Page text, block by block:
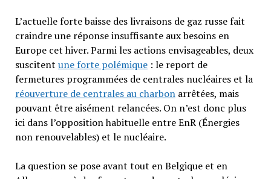
L’actuelle forte baisse des livraisons de gaz russe fait
craindre une réponse insuffisante aux besoins en
Europe cet hiver. Parmi les actions envisageables, deux
suscitent une forte polémique: le report de
fermetures programmées de centrales nucléaires et la
réouverture de centrales au charbonarrêtées, mais
pouvant être aisément relancées. On n’est donc plus
ici dans l’opposition habituelle entre EnR (Énergies
non renouvelables) et le nucléaire.
La question se pose avant tout en Belgique et en